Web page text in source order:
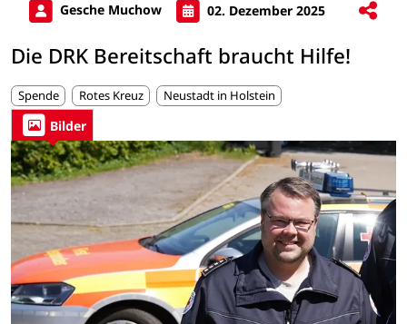
Gesche Muchow 02. Dezember 2025
Die DRK Bereitschaft braucht Hilfe!
Spende Rotes Kreuz Neustadt in Holstein
Bilder